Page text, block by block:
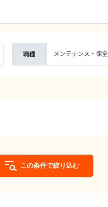
職種 メンテナンス・保全
この条件で絞り込む